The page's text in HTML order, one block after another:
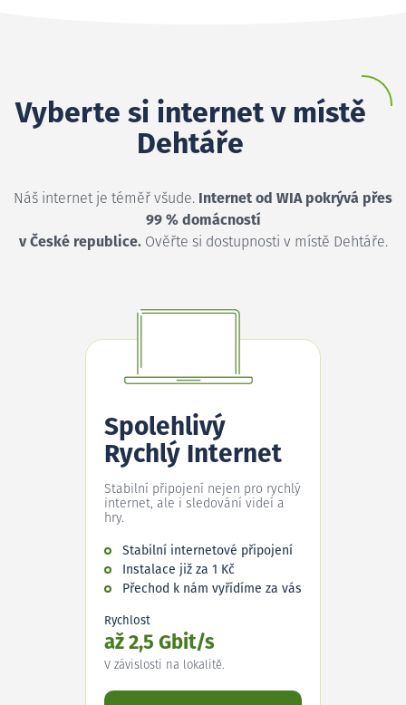
Vyberte si internet v místě
Dehtáře
Náš internet je téměř všude. Internet od WIA pokrývá přes
99 % domácností
v České republice.Ověřte si dostupnosti v místě Dehtáře.
Spolehlivý
Rychlý Internet
Stabilní připojení nejen pro rychlý
internet, ale i sledování videí a
hry.
Stabilní internetové připojení
Instalace již za 1 Kč
Přechod k nám vyřídíme za vás
Rychlost
až 2,5 Gbit/s
V závislosti na lokalitě.